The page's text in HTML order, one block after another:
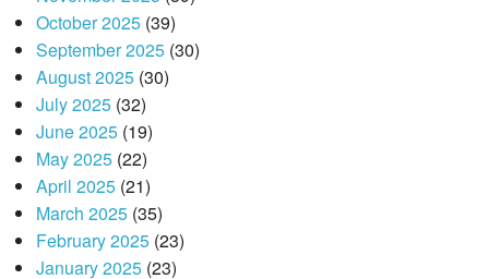
October 2025(39)
September 2025(30)
August 2025(30)
July 2025(32)
June 2025(19)
May 2025(22)
April 2025(21)
March 2025(35)
February 2025(23)
January 2025(23)